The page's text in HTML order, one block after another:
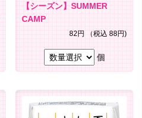
【シーズン】SUMMER
CAMP
82円 （税込 88円)
個